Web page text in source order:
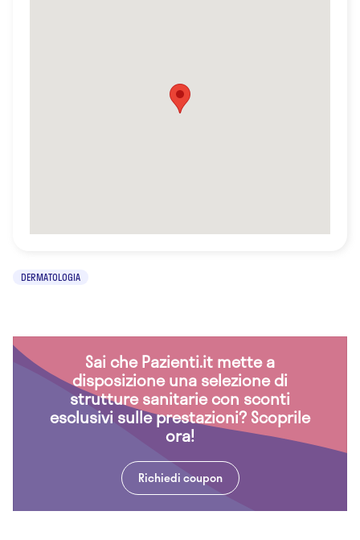
DERMATOLOGIA
Sai che Pazienti.it mette a
disposizione una selezione di
strutture sanitarie con sconti
esclusivi sulle prestazioni? Scoprile
ora!
Richiedi coupon